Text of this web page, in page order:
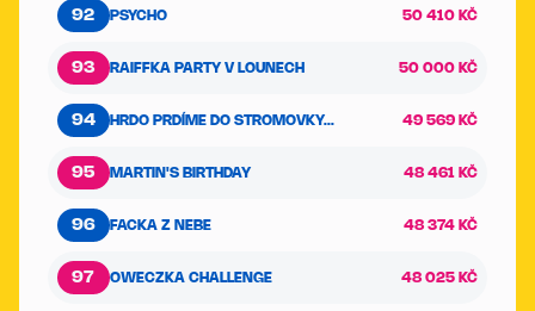
92 PSYCHO 50 410 KČ
93 RAIFFKA PARTY V LOUNECH 50 000 KČ
94 HRDO PRDÍME DO STROMOVKY... 49 569 KČ
95 MARTIN'S BIRTHDAY 48 461 KČ
96 FACKA Z NEBE 48 374 KČ
97 OWECZKA CHALLENGE 48 025 KČ